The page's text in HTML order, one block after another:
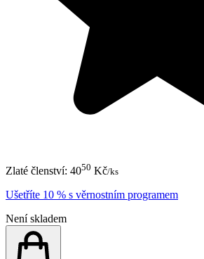
Zlaté členství: 4050 Kč/ks
Ušetříte 10 % s věrnostním programem
Není skladem